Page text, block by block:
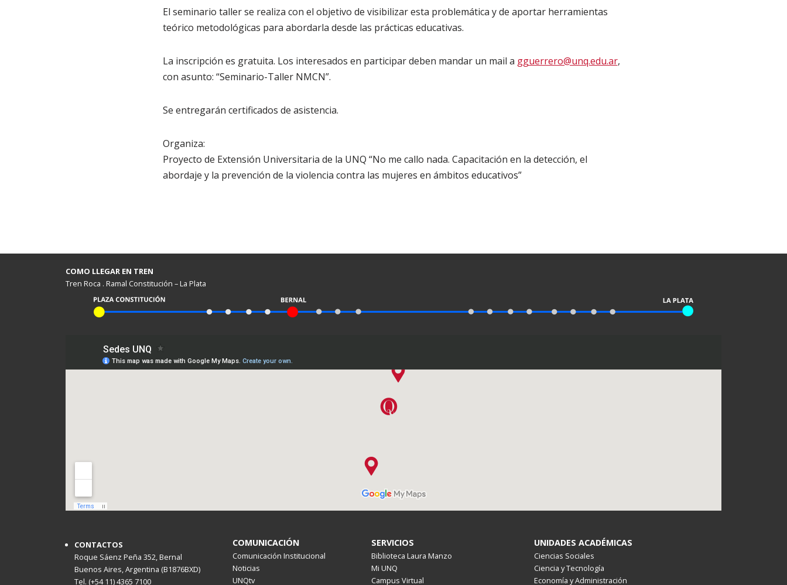
El seminario taller se realiza con el objetivo de visibilizar esta problemática y de aportar herramientas
teórico metodológicas para abordarla desde las prácticas educativas.
La inscripción es gratuita. Los interesados en participar deben mandar un mail a gguerrero@unq.edu.ar,
con asunto: “Seminario-Taller NMCN”.
Se entregarán certificados de asistencia.
Organiza:
Proyecto de Extensión Universitaria de la UNQ “No me callo nada. Capacitación en la detección, el
abordaje y la prevención de la violencia contra las mujeres en ámbitos educativos”
COMO LLEGAR EN TREN
Tren Roca . Ramal Constitución – La Plata
CONTACTOS
Roque Sáenz Peña 352, Bernal
Buenos Aires, Argentina (B1876BXD)
Tel. (+54 11) 4365 7100
COMUNICACIÓN
Comunicación Institucional
Noticias
UNQtv
SERVICIOS
Biblioteca Laura Manzo
Mi UNQ
Campus Virtual
UNIDADES ACADÉMICAS
Ciencias Sociales
Ciencia y Tecnología
Economía y Administración